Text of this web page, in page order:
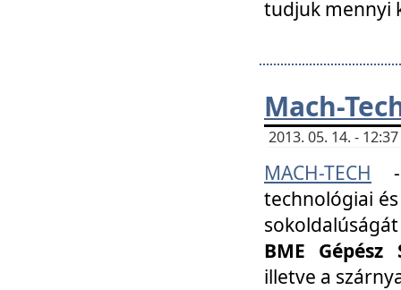
tudjuk mennyi
Mach-
2013. 05. 14. -
MACH-TECH
technológiai
BME
illetve a